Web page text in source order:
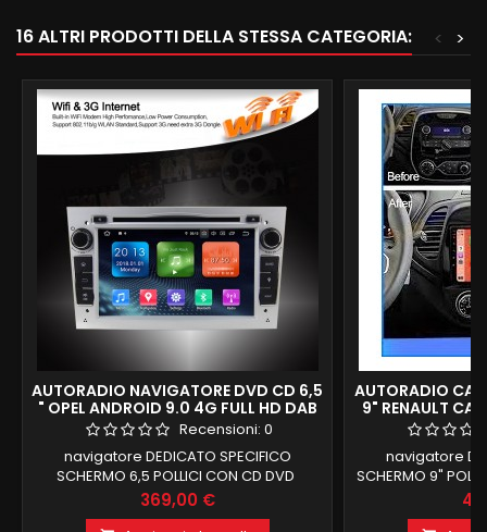
16 ALTRI PRODOTTI DELLA STESSA CATEGORIA: >
<
AUTORADIO NAVIGATORE DVD CD 6,5
" OPEL ANDROID 9.0 4G FULL HD DAB
Recensioni: 0
navigatore DEDICATO SPECIFICO
SCHERMO 6,5 POLLICI CON CD DVD
COMPATIBILE AI COMANDI AL VOLANTE E
COMPUTER DI BORDO COLORE
Prezzo
369,00 €
AUTORADIO
9" RENAULT
RAM 64
navigatore
SCHERMO 9"
CAPTURE DAL
VOLANTE E